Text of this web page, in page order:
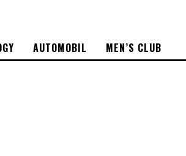
AUTOMOBIL MEN’S CLUB